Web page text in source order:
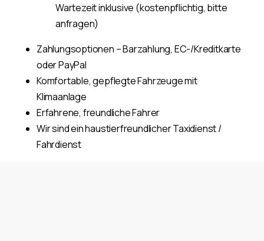
Wartezeit inklusive (kostenpflichtig, bitte
anfragen)
Zahlungsoptionen – Barzahlung, EC-/Kreditkarte
oder PayPal
Komfortable, gepflegte Fahrzeuge mit
Klimaanlage
Erfahrene, freundliche Fahrer
Wir sind ein haustierfreundlicher Taxidienst /
Fahrdienst